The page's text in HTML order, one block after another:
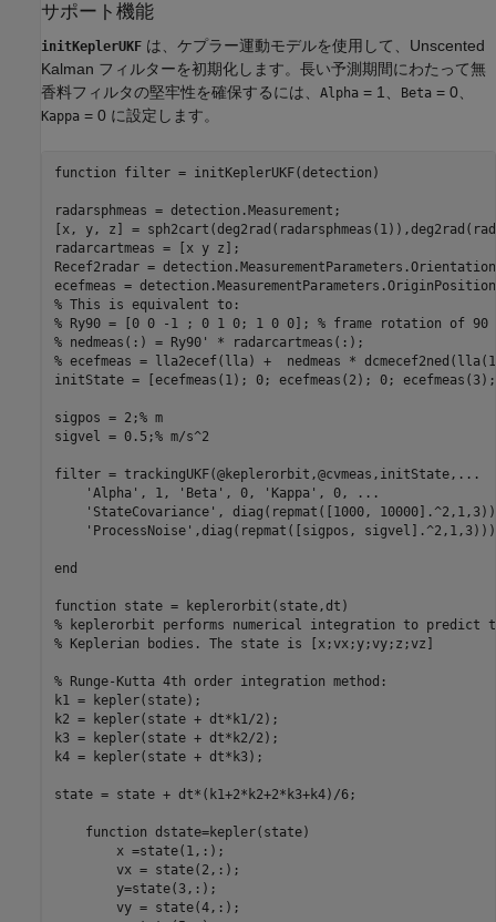
サポート機能
initKeplerUKF は、ケプラー運動モデルを使用して、Unscented
Kalman フィルターを初期化します。長い予測期間にわたって無
香料フィルタの堅牢性を確保するには、 Alpha = 1、 Beta = 0、
Kappa = 0 に設定します。
function filter = initKeplerUKF(detection)
radarsphmeas = detection.Measurement;
[x, y, z] =
radarcartmeas = [x y z];
Recef2radar =
% This is equivalent to:
% Ry90 = [0 0 -1 ; 0 1 0; 1 0 0]; % frame rotation of 90
% nedmeas(:) = Ry90' * radarcartmeas(:);
% ecefmeas = lla2ecef(lla) +  nedmeas *
initState = [ecefmeas(1); 0; ecefmeas(2); 0;
sigpos = 2;% m
sigvel = 0.5;% m/s^2
filter = trackingUKF(@keplerorbit,@cvmeas,initState, ...
'Alpha' , 1, 'Beta' , 0, 'Kappa' , 0,
...
'StateCovariance' , diag(repmat([1000,
'ProcessNoise' ,diag(repmat([sigpos,
end
function
% keplerorbit performs numerical integration to predict
% Keplerian bodies. The state is [x;vx;y;vy;z;vz]
% Runge-Kutta 4th order integration method:
k1 = kepler(state);
k2 = kepler(state + dt*k1/2);
k3 = kepler(state + dt*k2/2);
k4 = kepler(state + dt*k3);
state = state + dt*(k1+2*k2+2*k3+k4)/6;
function dstate=kepler(state)
        x =state(1,:);
        vx = state(2,:);
        y=state(3,:);
        vy = state(4,:);